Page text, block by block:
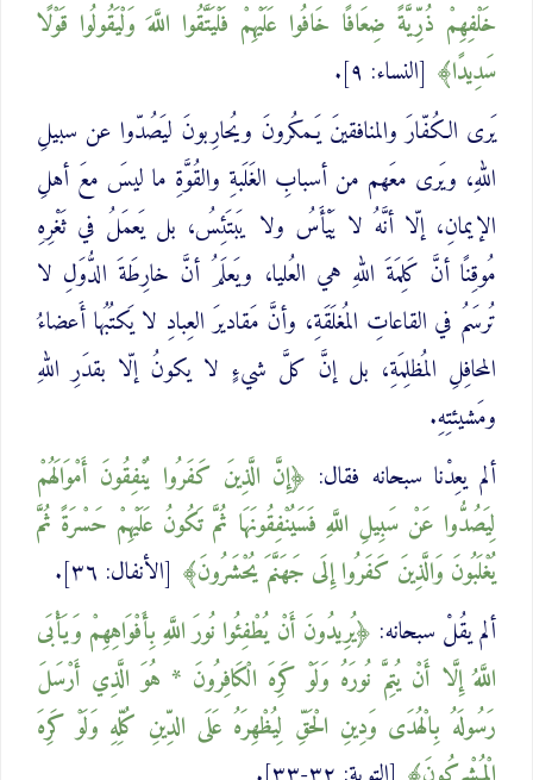
خَلْفِهِمْ ذُرِّيَّةً ضِعَافًا ‌خَافُوا عَلَيْهِمْ فَلْيَتَّقُوا اللَّهَ وَلْيَقُولُوا قَوْلًا
سَدِيدًا
[النساء: ٩].
يَرى الكُفّارَ والمنافقينَ يَـمكُرونَ ويُحارِبونَ ليَصُدّوا عن سبيلِ
اللهِ، ويَرى معَهم من أسبابِ الغَلَبةِ والقُوَّةِ ما ليسَ معَ أهلِ
الإيمانِ، إلّا أنَّهُ لا يَيْأَسُ ولا يَبتَئِسُ، بل يَعمَلُ في ثَغْرِهِ
مُوقِنًا أنَّ كَلِمَةَ اللهِ هي العُليا، ويَعلَمُ أنَّ خارِطَةَ الدُّوَلِ لا
تُرسَمُ في القاعاتِ المُغلَقَةِ، وأنَّ مَقاديرَ العِبادِ لا يَكتُبُها أَعضاءُ
المحافِلِ المُظلِمَةِ، بل إنَّ كلَّ شيءٍ لا يكونُ إلّا بقدَرِ اللهِ
ومَشيئتِهِ.
ألم يعِدْنا سبحانه فقال:
إِنَّ الَّذِينَ كَفَرُوا ‌يُنْفِقُونَ أَمْوَالَهُمْ
لِيَصُدُّوا عَنْ سَبِيلِ اللَّهِ ‌فَسَيُنْفِقُونَهَا ثُمَّ تَكُونُ عَلَيْهِمْ حَسْرَةً ثُمَّ
يُغْلَبُونَ وَالَّذِينَ كَفَرُوا إِلَى جَهَنَّمَ يُحْشَرُونَ
[الأنفال: ٣٦].
ألم يقُلْ سبحانه:
‌يُرِيدُونَ أَنْ يُطْفِئُوا نُورَ اللَّهِ بِأَفْوَاهِهِمْ وَيَأْبَى
اللَّهُ إِلَّا أَنْ يُتِمَّ نُورَهُ وَلَوْ كَرِهَ الْكَافِرُونَ * هُوَ الَّذِي أَرْسَلَ
رَسُولَهُ بِالْهُدَى وَدِينِ الْحَقِّ لِيُظْهِرَهُ عَلَى الدِّينِ كُلِّهِ وَلَوْ كَرِهَ